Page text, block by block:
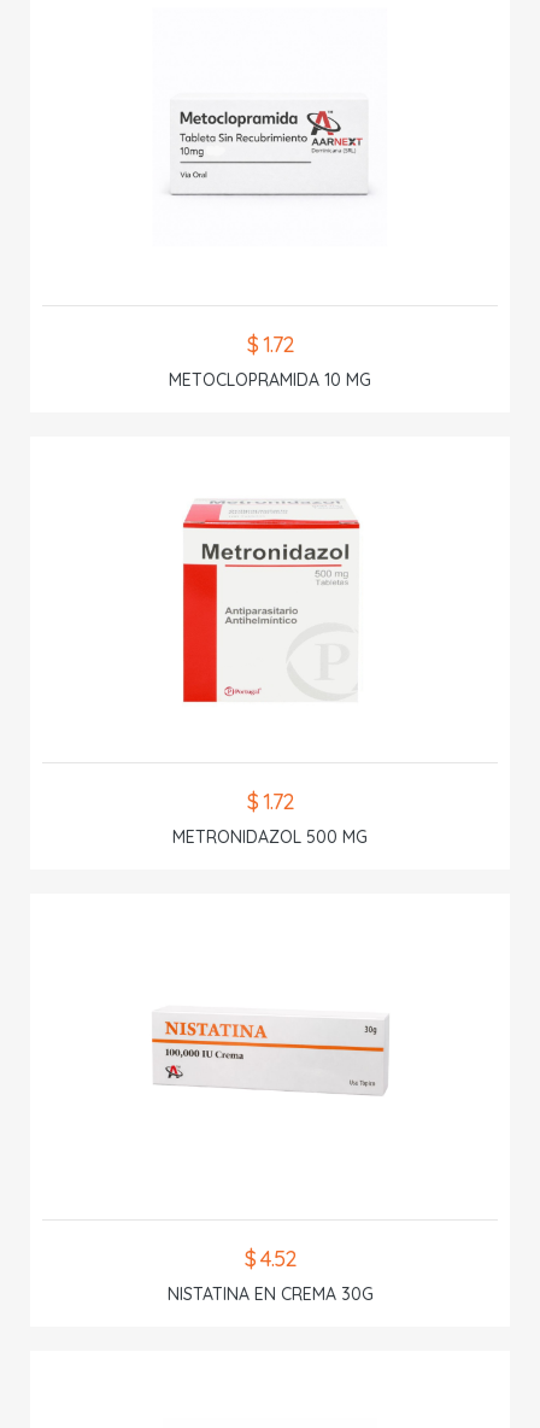
$ 1.72
METOCLOPRAMIDA 10 MG
$ 1.72
METRONIDAZOL 500 MG
$ 4.52
NISTATINA EN CREMA 30G